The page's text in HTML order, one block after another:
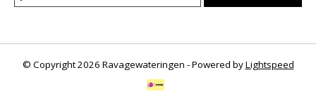
© Copyright 2026 Ravagewateringen - Powered byLightspeed